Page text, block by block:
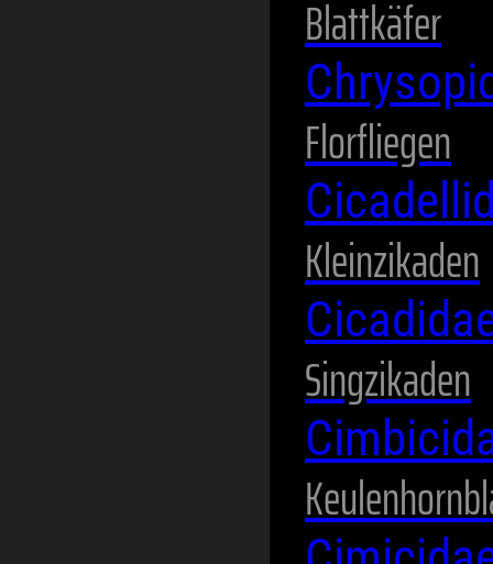
Blattkäfer
Florfliegen
Kleinzikaden
Singzikaden